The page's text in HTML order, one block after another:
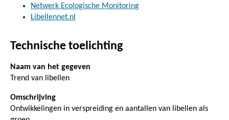
Netwerk Ecologische Monitoring
Libellennet.nl
Technische toelichting
Naam van het gegeven
Trend van libellen
Omschrijving
Ontwikkelingen in verspreiding en aantallen van libellen als